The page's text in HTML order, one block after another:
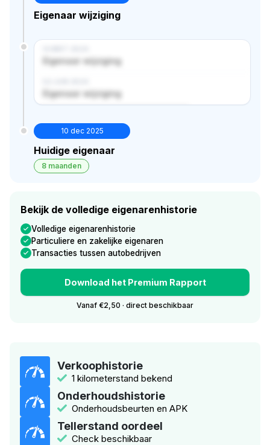
Eigenaar wijziging
Eigenaar wijziging
Eigenaar wijziging
10 dec 2025
Huidige eigenaar
8 maanden
Bekijk de volledige eigenarenhistorie
Volledige eigenarenhistorie
Particuliere en zakelijke eigenaren
Transacties tussen autobedrijven
Download het Premium Rapport
Vanaf €2,50 · direct beschikbaar
Verkoophistorie
1 kilometerstand bekend
Onderhoudshistorie
Onderhoudsbeurten en APK
Tellerstand oordeel
Check beschikbaar